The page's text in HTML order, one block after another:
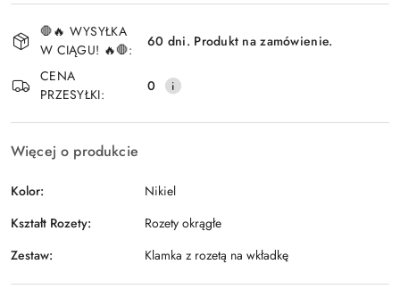
i
dostawa
🛑🔥 WYSYŁKA
W CIĄGU! 🔥🛑:
60 dni. Produkt na zamówienie.
CENA
PRZESYŁKI:
0
Więcej o produkcie
Kolor:
Nikiel
Kształt Rozety:
Rozety okrągłe
Zestaw:
Klamka z rozetą na wkładkę